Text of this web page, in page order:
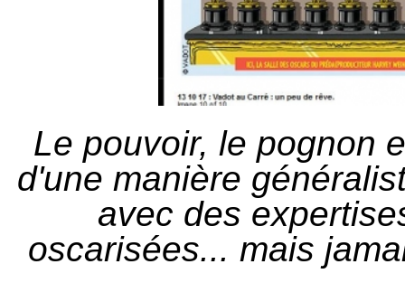
Le pouvoir, le pognon
d'une manière
avec des
oscarisées... mais